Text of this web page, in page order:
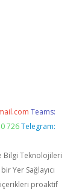
Teams:
726 Telegram:
Bilgi Teknolojileri
Yer Sağlayıcı
proaktif